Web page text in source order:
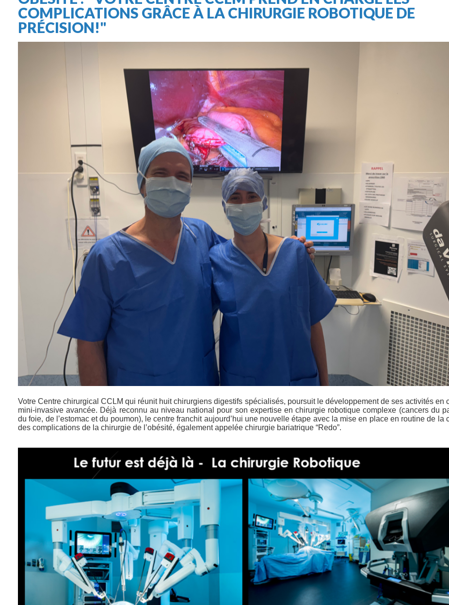
COMPLICATIONS GRÂCE À LA CHIRURGIE ROBOTIQUE DE
PRÉCISION!"
Votre Centre chirurgical CCLM qui réunit huit chirurgiens digestifs spécialisés, poursuit le développement de ses activités en
mini-invasive avancée. Déjà reconnu au niveau national pour son expertise en chirurgie robotique complexe (cancers du
du foie, de l’estomac et du poumon), le centre franchit aujourd’hui une nouvelle étape avec la mise en place en routine de la
des complications de la chirurgie de l’obésité, également appelée chirurgie bariatrique “Redo”.